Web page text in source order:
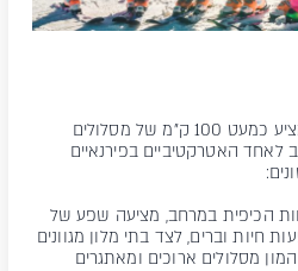
מרחב הגלישה של ואל נורד מציע כמעט 100 ק"מ של מסלולים
האטרקטיביים בפירנאיים
הכיפית במרחב, מציעה שפע של
חיות וברים, לצד בתי מלון מגוונים
מסלולים ארוכים ומאתגרים